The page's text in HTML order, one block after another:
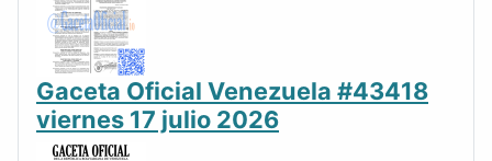
Gaceta Oficial Venezuela #43418
viernes 17 julio 2026